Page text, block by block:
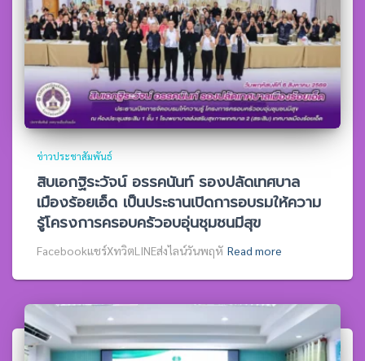
ข่าวประชาสัมพันธ์
สิบเอกฐิระวัจน์ อรรคนันท์ รองปลัดเทศบาล
เมืองร้อยเอ็ด เป็นประธานเปิดการอบรมให้ความ
รู้โครงการครอบครัวอบอุ่นชุมชนมีสุข
Facebookแชร์XทวิตLINEส่งไลน์วันพฤหั Read more